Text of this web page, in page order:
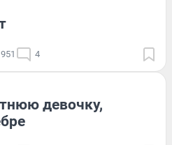
4
девочку,